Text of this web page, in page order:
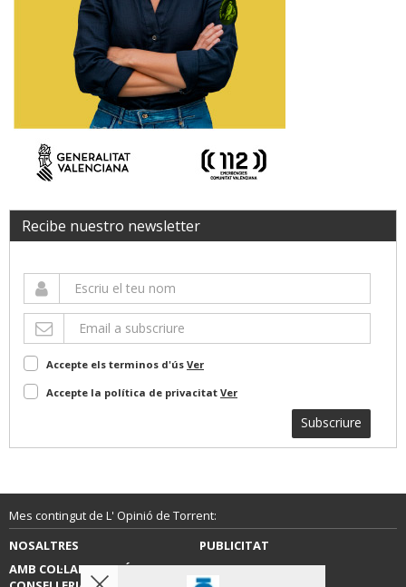
Recibe nuestro newsletter
Accepte els terminos d'ús Ver
Accepte la política de privacitat Ver
Subscriure
Mes contingut de L' Opinió de Torrent:
NOSALTRES
PUBLICITAT
AMB COL·LABORACIÓ DE LA
CONTACTE